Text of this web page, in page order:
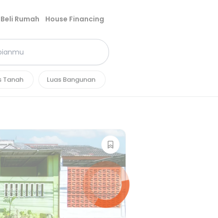
Beli Rumah House Financing
Tanah Luas Bangunan